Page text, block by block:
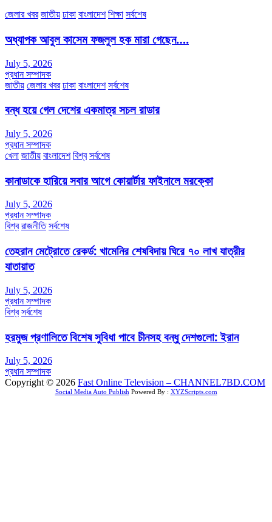
জেলার খবর জাতীয় ঢাকা বাংলাদেশ শিক্ষা সর্বশেষ
অধ্যাপক আবুল কাসেম ফজলুল হক মারা গেছেন….
July 5, 2026
প্রধান সম্পাদক
জাতীয় জেলার খবর ঢাকা বাংলাদেশ সর্বশেষ
বন্ধ হয়ে গেল দেশের একমাত্র সচল রাডার
July 5, 2026
প্রধান সম্পাদক
খেলা জাতীয় বাংলাদেশ বিশ্ব সর্বশেষ
কানাডাকে হারিয়ে সবার আগে কোয়ার্টার ফাইনালে মরক্কো
July 5, 2026
প্রধান সম্পাদক
বিশ্ব রাজনীতি সর্বশেষ
তেহরান মেট্রোতে রেকর্ড: খামেনির শেষবিদায় ঘিরে ৭০ লাখ যাত্রীর
যাতায়াত
July 5, 2026
প্রধান সম্পাদক
বিশ্ব সর্বশেষ
হরমুজ প্রণালিতে বিশেষ সুবিধা পাবে চীনসহ বন্ধু দেশগুলো: ইরান
July 5, 2026
প্রধান সম্পাদক
Copyright © 2026 Fast Online Television – CHANNEL7BD.COM
Social Media Auto Publish Powered By : XYZScripts.com